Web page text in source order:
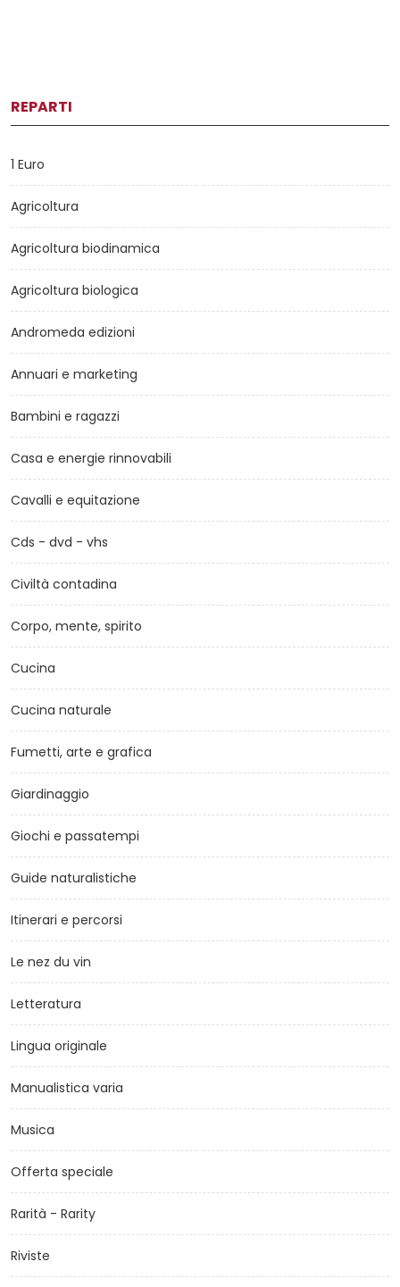
REPARTI
1 Euro
Agricoltura
Agricoltura biodinamica
Agricoltura biologica
Andromeda edizioni
Annuari e marketing
Bambini e ragazzi
Casa e energie rinnovabili
Cavalli e equitazione
Cds - dvd - vhs
Civiltà contadina
Corpo, mente, spirito
Cucina
Cucina naturale
Fumetti, arte e grafica
Giardinaggio
Giochi e passatempi
Guide naturalistiche
Itinerari e percorsi
Le nez du vin
Letteratura
Lingua originale
Manualistica varia
Musica
Offerta speciale
Rarità - Rarity
Riviste